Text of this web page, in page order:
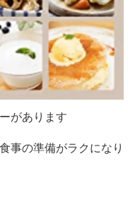
があります
事の準備がラクになり